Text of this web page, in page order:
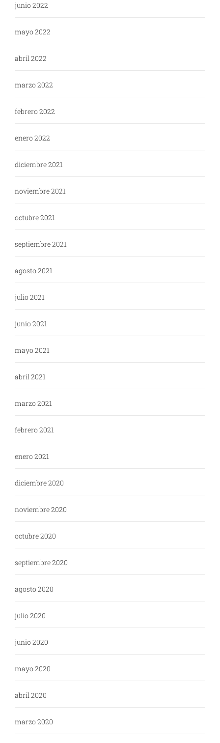
junio 2022
mayo 2022
abril 2022
marzo 2022
febrero 2022
enero 2022
diciembre 2021
noviembre 2021
octubre 2021
septiembre 2021
agosto 2021
julio 2021
junio 2021
mayo 2021
abril 2021
marzo 2021
febrero 2021
enero 2021
diciembre 2020
noviembre 2020
octubre 2020
septiembre 2020
agosto 2020
julio 2020
junio 2020
mayo 2020
abril 2020
marzo 2020